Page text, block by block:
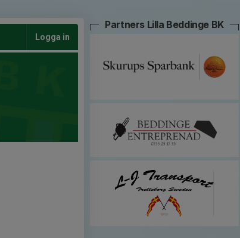
Logga in
Partners Lilla Beddinge BK